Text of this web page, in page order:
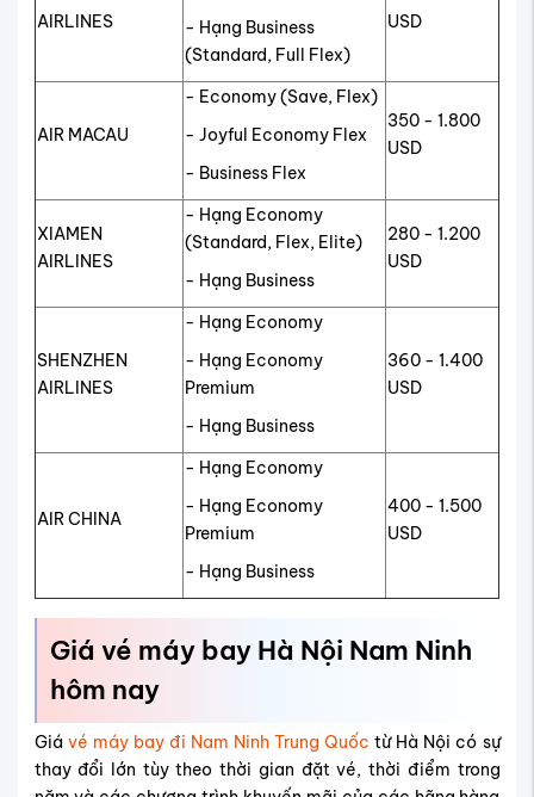
AIRLINES
- Hạng Business
(Standard, Full Flex)
USD
AIR MACAU
- Economy (Save, Flex)
- Joyful Economy Flex
- Business Flex
350 - 1.800
USD
XIAMEN
AIRLINES
- Hạng Economy
(Standard, Flex, Elite)
- Hạng Business
280 - 1.200
USD
SHENZHEN
AIRLINES
- Hạng Economy
- Hạng Economy
Premium
- Hạng Business
360 - 1.400
USD
AIR CHINA
- Hạng Economy
- Hạng Economy
Premium
- Hạng Business
400 - 1.500
USD
Giá vé máy bay Hà Nội Nam Ninh
hôm nay
Giá vé máy bay đi Nam Ninh Trung Quốc từ Hà Nội có sự
thay đổi lớn tùy theo thời gian đặt vé, thời điểm trong